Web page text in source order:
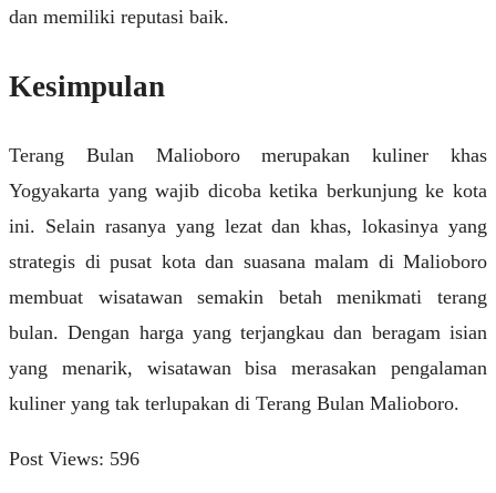
dan memiliki reputasi baik.
Kesimpulan
Terang Bulan Malioboro merupakan kuliner khas
Yogyakarta yang wajib dicoba ketika berkunjung ke kota
ini. Selain rasanya yang lezat dan khas, lokasinya yang
strategis di pusat kota dan suasana malam di Malioboro
membuat wisatawan semakin betah menikmati terang
bulan. Dengan harga yang terjangkau dan beragam isian
yang menarik, wisatawan bisa merasakan pengalaman
kuliner yang tak terlupakan di Terang Bulan Malioboro.
Post Views: 596